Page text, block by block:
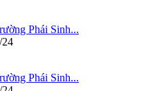
Phái Sinh...
24
Phái Sinh...